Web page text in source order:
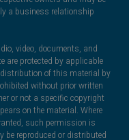
a business relationship
video, documents, and
are protected by applicable
of this material by
without prior written
or not a specific copyright
on the material. Where
such permission is
be reproduced or distributed